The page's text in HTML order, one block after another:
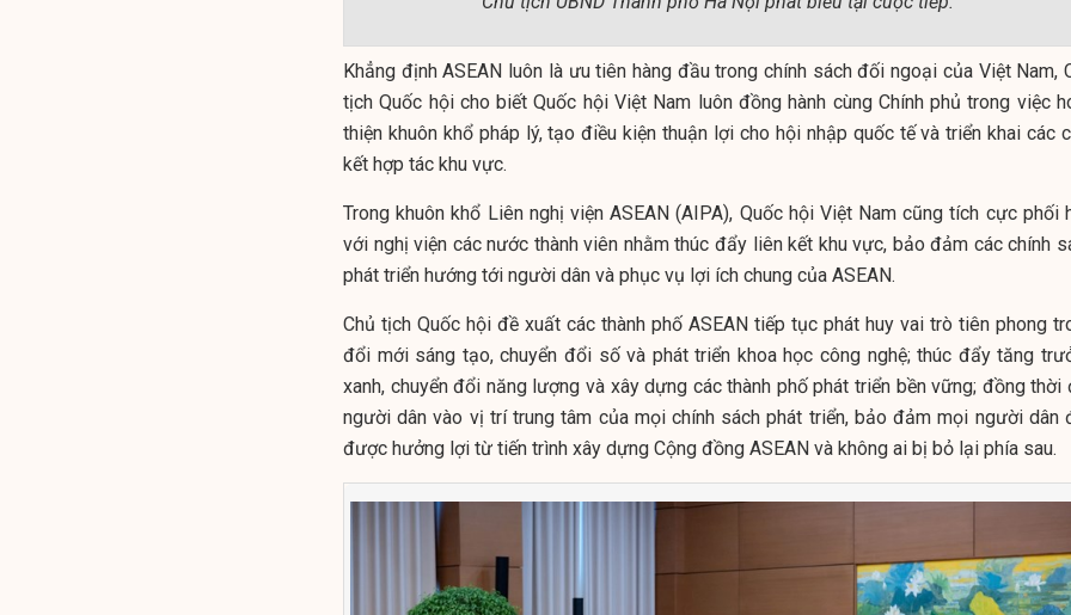
Khẳng định ASEAN luôn là ưu tiên hàng đầu trong chính sách đối ngoại của Việt Nam,
tịch Quốc hội cho biết Quốc hội Việt Nam luôn đồng hành cùng Chính phủ trong việc
thiện khuôn khổ pháp lý, tạo điều kiện thuận lợi cho hội nhập quốc tế và triển khai các
kết hợp tác khu vực.
Trong khuôn khổ Liên nghị viện ASEAN (AIPA), Quốc hội Việt Nam cũng tích cực phối
với nghị viện các nước thành viên nhằm thúc đẩy liên kết khu vực, bảo đảm các chính
phát triển hướng tới người dân và phục vụ lợi ích chung của ASEAN.
Chủ tịch Quốc hội đề xuất các thành phố ASEAN tiếp tục phát huy vai trò tiên phong
đổi mới sáng tạo, chuyển đổi số và phát triển khoa học công nghệ; thúc đẩy tăng
xanh, chuyển đổi năng lượng và xây dựng các thành phố phát triển bền vững; đồng thời
người dân vào vị trí trung tâm của mọi chính sách phát triển, bảo đảm mọi người dân
được hưởng lợi từ tiến trình xây dựng Cộng đồng ASEAN và không ai bị bỏ lại phía sau.